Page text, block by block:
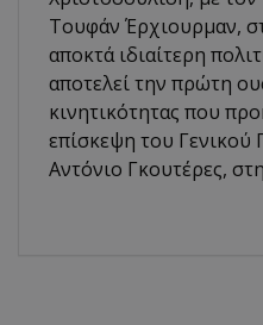
Τουφάν Έρχιουρμαν,
αποκτά ιδιαίτερη
αποτελεί την πρώτη
κινητικότητας που
επίσκεψη του
Αντόνιο Γκουτέρες,